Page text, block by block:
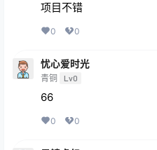
项目不错
0 0
忧心爱时光
青铜 Lv0
66
0 0